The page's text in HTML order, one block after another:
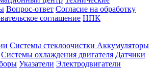
Вопрос-ответ Согласие на обработку
соглашение НПК
Системы стеклоочистки Аккумуляторы
Системы охлаждения двигателя Датчики
Указатели Электродвигатели